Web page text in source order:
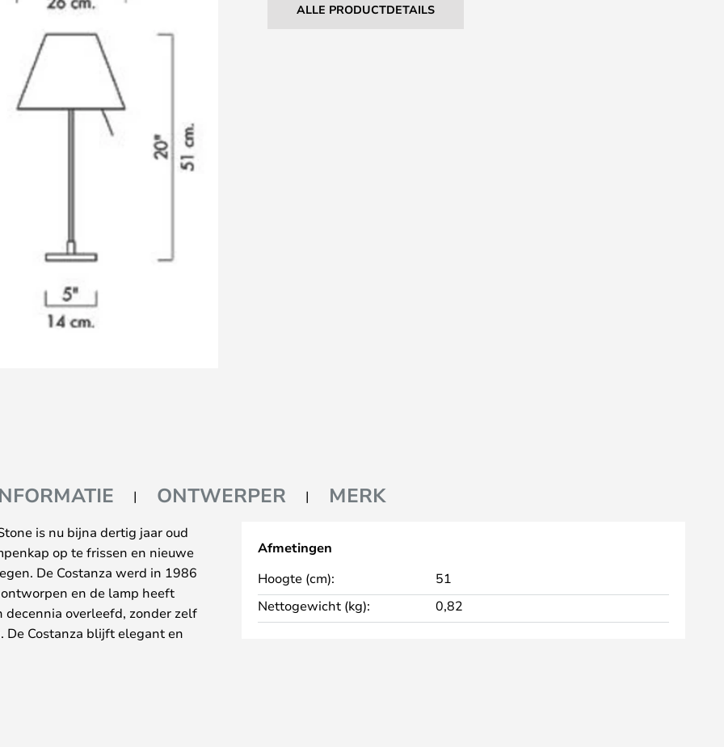
ALLE PRODUCTDETAILS
ONTWERPER MERK
is nu bijna dertig jaar oud
op te frissen en nieuwe
De Costanza werd in 1986
en de lamp heeft
overleefd, zonder zelf
Costanza blijft elegant en
Green, Edgy Pink,
Afmetingen
Hoogte (cm):
51
Nettogewicht (kg):
0,82